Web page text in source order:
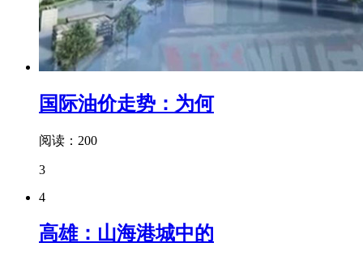
国际油价走势：为何
阅读：200
3
4
高雄：山海港城中的